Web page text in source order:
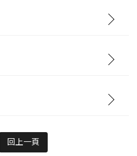
回上一頁